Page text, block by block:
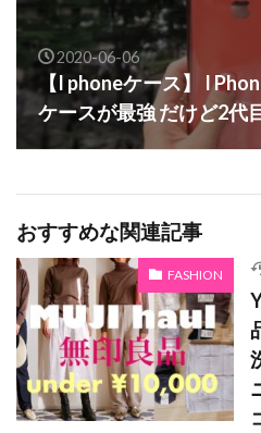
2020-06-06
【I phoneケース】 I
ケースが最強 だけど2代
おすすめな関連記事
FASHION